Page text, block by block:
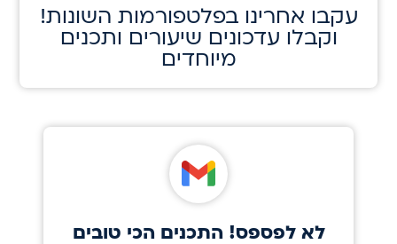
!עקבו אחרינו בפלטפורמות השונות
וקבלו עדכונים שיעורים ותכנים
מיוחדים
לא לפספס! התכנים הכי טובים